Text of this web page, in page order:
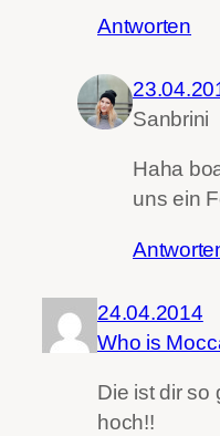
Antworten
Sanbrini
Haha
uns ein
24.04.2014
Who is
Die ist dir so
hoch!!